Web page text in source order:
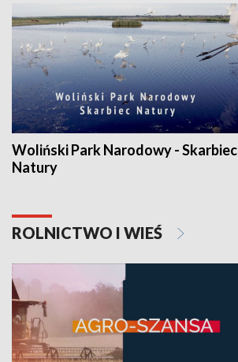
Woliński Park Narodowy - Skarbiec
Natury
ROLNICTWO I WIEŚ